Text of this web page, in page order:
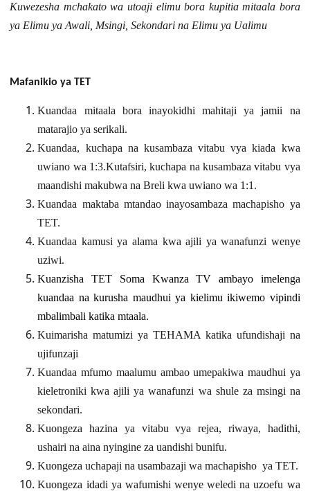
Kuwezesha mchakato wa utoaji elimu bora kupitia mitaala bora
ya Elimu ya Awali, Msingi, Sekondari na Elimu ya Ualimu
Mafanikio ya TET
Kuandaa mitaala bora inayokidhi mahitaji ya jamii na
matarajio ya serikali.
Kuandaa, kuchapa na kusambaza vitabu vya kiada kwa
uwiano wa 1:3.Kutafsiri, kuchapa na kusambaza vitabu vya
maandishi makubwa na Breli kwa uwiano wa 1:1 .
Kuandaa maktaba mtandao inayosambaza machapisho ya
TET.
Kuandaa kamusi ya alama kwa ajili ya wanafunzi wenye
uziwi.
Kuanzisha TET Soma Kwanza TV ambayo imelenga
kuandaa na kurusha maudhui ya kielimu ikiwemo vipindi
mbalimbali katika mtaala.
Kuimarisha matumizi ya TEHAMA katika ufundishaji na
ujifunzaji
Kuandaa mfumo maalumu ambao umepakiwa maudhui ya
kieletroniki kwa ajili ya wanafunzi wa shule za msingi na
sekondari.
Kuongeza hazina ya vitabu vya rejea, riwaya, hadithi,
ushairi na aina nyingine za uandishi bunifu.
Kuongeza uchapaji na usambazaji wa machapisho ya TET.
Kuongeza idadi ya wafumishi wenye weledi na uzoefu wa